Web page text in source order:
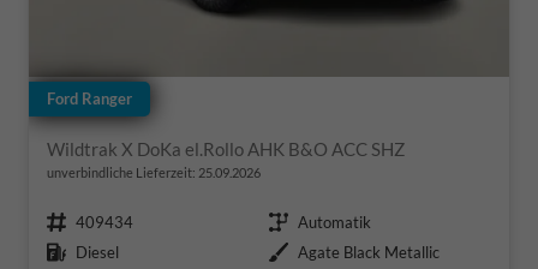
Ford Ranger
Wildtrak X DoKa el.Rollo AHK B&O ACC SHZ
unverbindliche Lieferzeit: 25.09.2026
Fahrzeugnr. 409434 Getriebe Automatik
Kraftstoff Diesel Außenfarbe Agate Black Metallic